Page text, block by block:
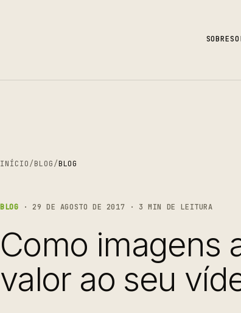
SOBRE
INÍCIO/BLOG/BLOG
BLOG · 29 DE AGOSTO DE 2017 · 3 MIN DE LEITURA
Como imagens
valor ao seu